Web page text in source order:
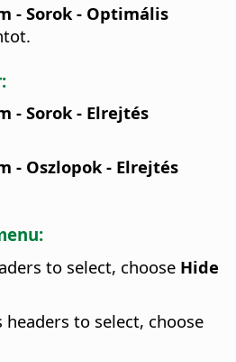
- Sorok - Optimális
- Sorok - Elrejtés
- Oszlopok - Elrejtés
to select, choose Hide
to select, choose